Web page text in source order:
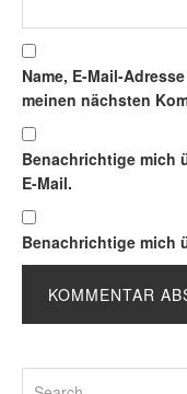
Name, E-Mail-
meinen nächsten
Benachrichtige mich
E-Mail.
Benachrichtige mich